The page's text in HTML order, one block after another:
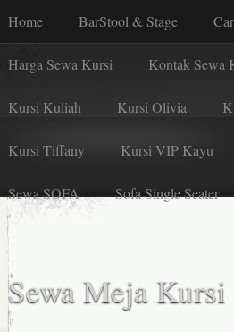
Home BarStool & Stage
Harga Sewa Kursi Kontak Sewa
Kursi Kuliah Kursi Olivia
Kursi Tiffany Kursi VIP Kayu
Sewa SOFA Sofa Single Seater
Sewa Meja